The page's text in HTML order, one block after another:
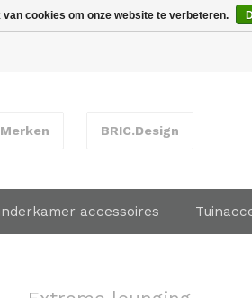
Merken BRIC.Design
accessoires
cookies om onze website te verbeteren.